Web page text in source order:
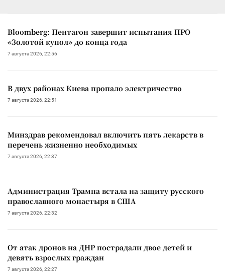
Bloomberg: Пентагон завершит испытания ПРО
«Золотой купол» до конца года
7 августа 2026, 22:56
В двух районах Киева пропало электричество
7 августа 2026, 22:51
Минздрав рекомендовал включить пять лекарств в
перечень жизненно необходимых
7 августа 2026, 22:37
Администрация Трампа встала на защиту русского
православного монастыря в США
7 августа 2026, 22:32
От атак дронов на ДНР пострадали двое детей и
девять взрослых граждан
7 августа 2026, 22:27